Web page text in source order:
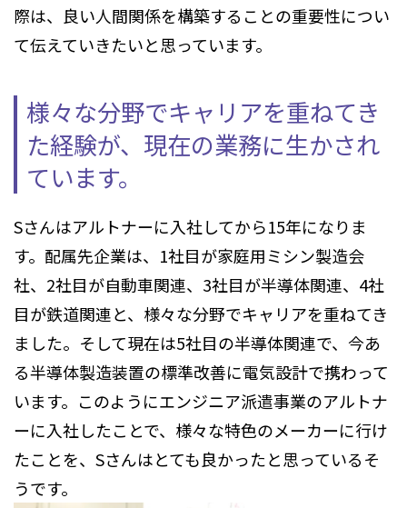
際は、良い人間関係を構築することの重要性につい
て伝えていきたいと思っています。
様々な分野でキャリアを重ねてき
た経験が、 現在の業務に生かされ
ています。
Sさんはアルトナーに入社してから15年になりま
す。配属先企業は、1社目が家庭用ミシン製造会
社、2社目が自動車関連、3社目が半導体関連、4社
目が鉄道関連と、様々な分野でキャリアを重ねてき
ました。そして現在は5社目の半導体関連で、今あ
る半導体製造装置の標準改善に電気設計で携わって
います。このようにエンジニア派遣事業のアルトナ
ーに入社したことで、様々な特色のメーカーに行け
たことを、Sさんはとても良かったと思っているそ
うです。